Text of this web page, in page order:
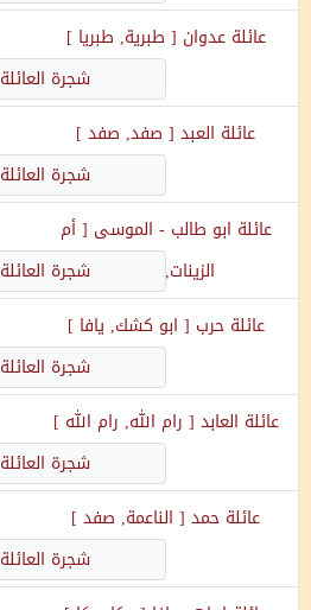
عائلةعدوان [ طبرية, طبريا ]
شجرة العائلة
عائلة العبد [ صفد, صفد ]
شجرة العائلة
عائلة ابو طالب - الموسى [ أم
الزينات, حيفا
شجرة العائلة
عائلةحرب [ ابو كشك, يافا ]
شجرة العائلة
عائلة العابد [ رام الله, رام الله ]
شجرة العائلة
عائلة حمد [ الناعمة, صفد ]
شجرة العائلة